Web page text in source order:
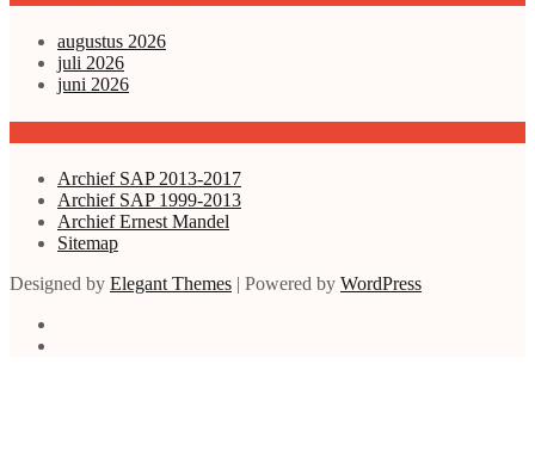
augustus 2026
juli 2026
juni 2026
Archief SAP 2013-2017
Archief SAP 1999-2013
Archief Ernest Mandel
Sitemap
Designed by Elegant Themes | Powered by WordPress